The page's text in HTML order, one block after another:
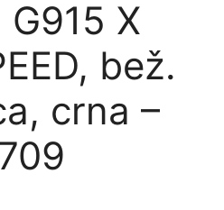
X
bež.
crna –